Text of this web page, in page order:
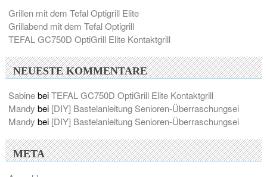
Grillen mit dem Tefal Optigrill Elite
Grillabend mit dem Tefal Optigrill
TEFAL GC750D OptiGrill Elite Kontaktgrill
NEUESTE KOMMENTARE
SabinebeiTEFAL GC750D OptiGrill Elite Kontaktgrill
Mandy bei [DIY] Bastelanleitung Senioren-Überraschungsei
Mandy bei [DIY] Bastelanleitung Senioren-Überraschungsei
META